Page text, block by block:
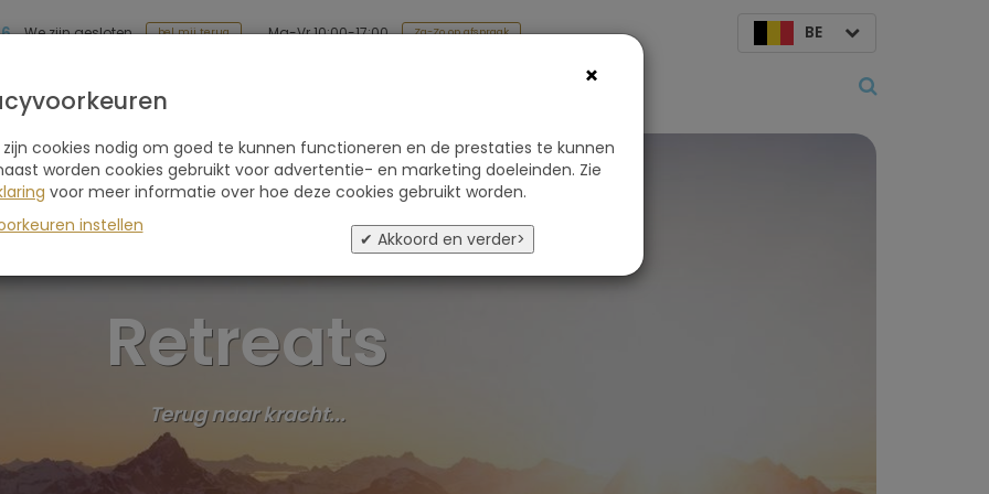
We zijn gesloten bel mij terug Ma-Vr 10:00-17:00 Za-Zo op afspraak BE
Soort reis Over ons
out Herstel
Retreats
Terug naar kracht...
×
zijn cookies nodig om goed te kunnen functioneren en de prestaties te kunnen
worden cookies gebruikt voor advertentie- en marketing doeleinden. Zie
voor meer informatie over hoe deze cookies gebruikt worden.
instellen
✔ Akkoord en verder>